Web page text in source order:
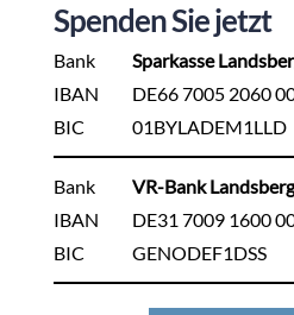
Spenden Sie jetzt
Bank
IBAN
BIC
Sparkasse
DE66 7005 2060
01BYLADEM1LLD
Bank
IBAN
BIC
VR-Bank
DE31 7009 1600
GENODEF1DSS